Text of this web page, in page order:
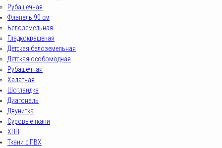
Рубашечная
Фланель 90 см
Белоземельная
Гладкокрашеная
Детская белоземельная
Детская особомодная
Рубашечная
Халатная
Шотландка
Диагональ
Двунитка
Суровые ткани
ХПП
Ткани с ПВХ